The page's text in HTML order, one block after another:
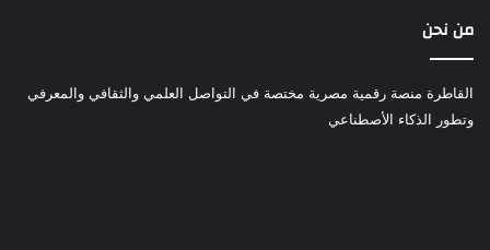
من نحن
القاطرة منصة رقمية مصرية مختصة في التواصل العلمي والثقافي والمعرفي
وتطور الذكاء الأصطناعي